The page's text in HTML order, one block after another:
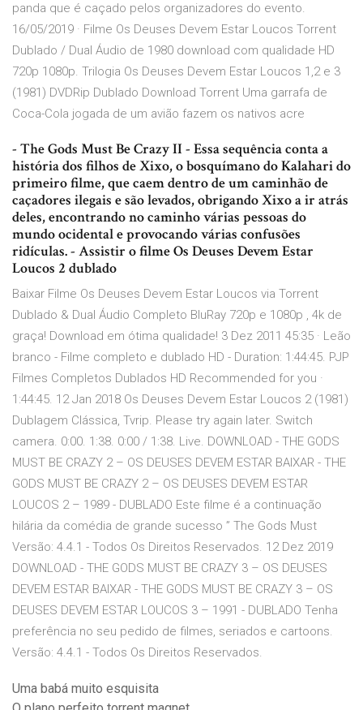
panda que é caçado pelos organizadores do evento.
16/05/2019 · Filme Os Deuses Devem Estar Loucos Torrent
Dublado / Dual Áudio de 1980 download com qualidade HD
720p 1080p. Trilogia Os Deuses Devem Estar Loucos 1,2 e 3
(1981) DVDRip Dublado Download Torrent Uma garrafa de
Coca-Cola jogada de um avião fazem os nativos acre
- The Gods Must Be Crazy II - Essa sequência conta a
história dos filhos de Xixo, o bosquímano do Kalahari do
primeiro filme, que caem dentro de um caminhão de
caçadores ilegais e são levados, obrigando Xixo a ir atrás
deles, encontrando no caminho várias pessoas do
mundo ocidental e provocando várias confusões
ridículas. - Assistir o filme Os Deuses Devem Estar
Loucos 2 dublado
Baixar Filme Os Deuses Devem Estar Loucos via Torrent
Dublado & Dual Áudio Completo BluRay 720p e 1080p , 4k de
graça! Download em ótima qualidade! 3 Dez 2011 45:35 · Leão
branco - Filme completo e dublado HD - Duration: 1:44:45. PJP
Filmes Completos Dublados HD Recommended for you ·
1:44:45. 12 Jan 2018 Os Deuses Devem Estar Loucos 2 (1981)
Dublagem Clássica, Tvrip. Please try again later. Switch
camera. 0:00. 1:38. 0:00 / 1:38. Live. DOWNLOAD - THE GODS
MUST BE CRAZY 2 – OS DEUSES DEVEM ESTAR BAIXAR - THE
GODS MUST BE CRAZY 2 – OS DEUSES DEVEM ESTAR
LOUCOS 2 – 1989 - DUBLADO Este filme é a continuação
hilária da comédia de grande sucesso ” The Gods Must
Versão: 4.4.1 - Todos Os Direitos Reservados. 12 Dez 2019
DOWNLOAD - THE GODS MUST BE CRAZY 3 – OS DEUSES
DEVEM ESTAR BAIXAR - THE GODS MUST BE CRAZY 3 – OS
DEUSES DEVEM ESTAR LOUCOS 3 – 1991 - DUBLADO Tenha
preferência no seu pedido de filmes, seriados e cartoons.
Versão: 4.4.1 - Todos Os Direitos Reservados.
Uma babá muito esquisita